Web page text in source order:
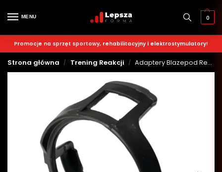
MENU 0
Promocje na sprzęt sportowy, rehabilitacyjny i elektrostymulatory!
Strona główna / Trening Reakcji / Adaptery Blazepod Replay – 2 sztuki